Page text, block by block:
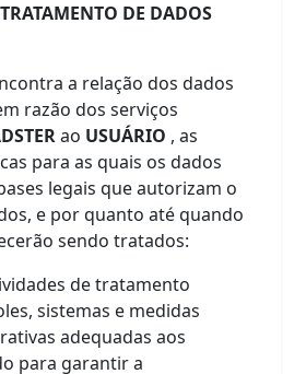
DE DADOS
a relação dos dados
razão dos serviços
ao USUÁRIO , as
para as quais os dados
legais que autorizam o
e por quanto até quando
sendo tratados:
de tratamento
sistemas e medidas
adequadas aos
para garantir a